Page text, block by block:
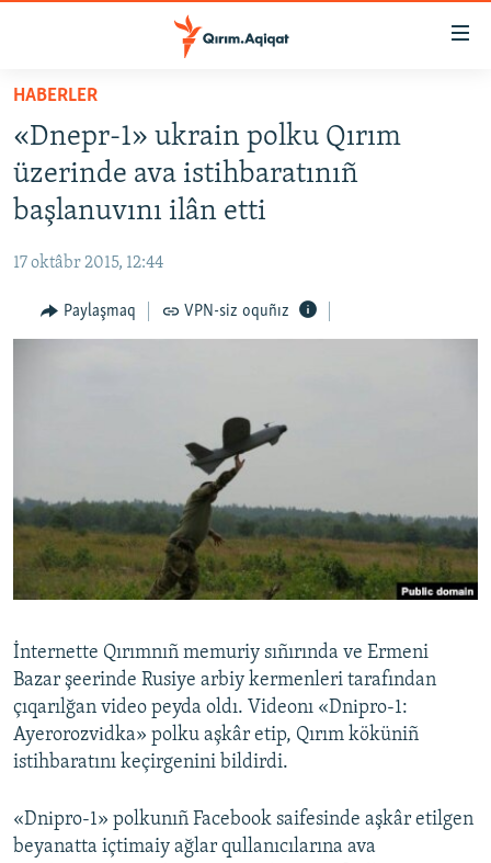
Esas
qaytmaq
Baş
navigatsiyağa
qaytmaq
Qıdıruvğa
SİYASET
İQTİSADİYAT
MEDENİYET
İNSAN AQLARI
Русский
Українською
RFE/RS bütün saytları
HABERLER
«Dnepr-1» ukrain polku Qırım
üzerinde ava istihbaratınıñ
başlanuvını ilân etti
17 oktâbr 2015, 12:44
Paylaşmaq VPN-siz oquñız
İnternette Qırımnıñ memuriy sıñırında ve Ermeni
Bazar şeerinde Rusiye arbiy kermenleri tarafından
çıqarılğan video peyda oldı. Videonı «Dnіpro-1:
Ayerorozvіdka» polku aşkâr etip, Qırım köküniñ
istihbaratını keçirgenini bildirdi.
«Dnіpro-1» polkunıñ Facebook saifesinde aşkâr etilgen
beyanatta içtimaiy ağlar qullanıcılarına ava